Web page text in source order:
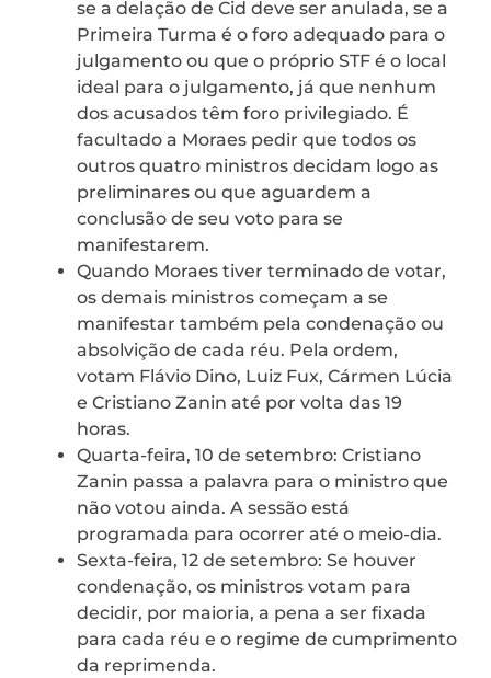
se a delação de Cid deve ser anulada, se a
Primeira Turma é o foro adequado para o
julgamento ou que o próprio STF é o local
ideal para o julgamento, já que nenhum
dos acusados têm foro privilegiado. É
facultado a Moraes pedir que todos os
outros quatro ministros decidam logo as
preliminares ou que aguardem a
conclusão de seu voto para se
manifestarem.
Quando Moraes tiver terminado de votar,
os demais ministros começam a se
manifestar também pela condenação ou
absolvição de cada réu. Pela ordem,
votam Flávio Dino, Luiz Fux, Cármen Lúcia
e Cristiano Zanin até por volta das 19
horas.
Quarta-feira, 10 de setembro: Cristiano
Zanin passa a palavra para o ministro que
não votou ainda. A sessão está
programada para ocorrer até o meio-dia.
Sexta-feira, 12 de setembro: Se houver
condenação, os ministros votam para
decidir, por maioria, a pena a ser fixada
para cada réu e o regime de cumprimento
da reprimenda.